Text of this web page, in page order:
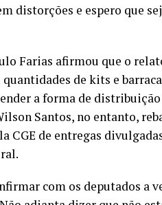
distorções e espero que
Farias afirmou que o
de kits e
a forma de
Santos, no entanto,
CGE de entregas
com os deputados a